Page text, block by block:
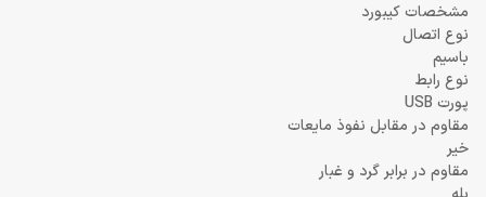
مشخصات کیبورد
نوع اتصال
باسیم
نوع رابط
پورت USB
مقاوم در مقابل نفوذ مایعات
خیر
مقاوم در برابر گرد و غبار